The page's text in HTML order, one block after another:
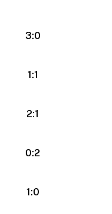
3:0
1:1
2:1
0:2
1:0